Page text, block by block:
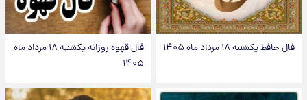
فال حافظ یکشنبه ۱۸ مرداد ماه ۱۴۰۵
فال قهوه روزانه یکشنبه ۱۸ مرداد ماه
۱۴۰۵